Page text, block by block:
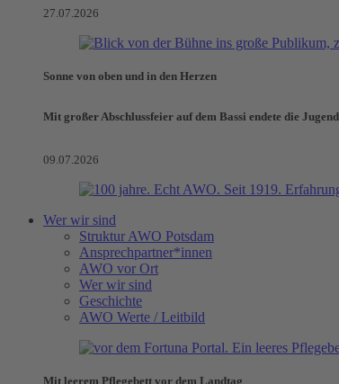
27.07.2026
Sonne von oben und in den Herzen
Mit großer Abschlussfeier auf dem Bassi endete die
09.07.2026
Wer wir sind
Struktur AWO Potsdam
Ansprechpartner*innen
AWO vor Ort
Wer wir sind
Geschichte
AWO Werte / Leitbild